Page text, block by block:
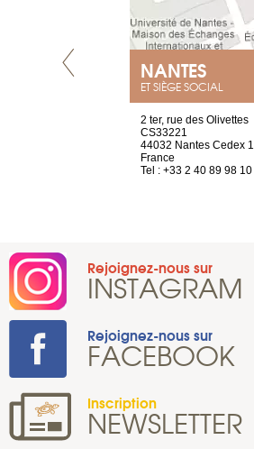
NANTES
ET SIÈGE SOCIAL
2 ter, rue des Olivettes
CS33221
44032 Nantes Cedex 1
France
Tel : +33 2 40 89 98 10
Rejoignez-nous sur
INSTAGRAM
Rejoignez-nous sur
FACEBOOK
Inscription
NEWSLETTER